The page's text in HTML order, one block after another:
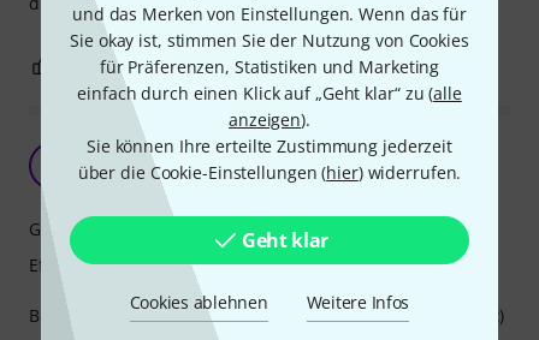
und das Merken von Einstellungen. Wenn das für
Sie okay ist, stimmen Sie der Nutzung von Cookies
für Präferenzen, Statistiken und Marketing
einfach durch einen Klick auf „Geht klar“ zu (alle
anzeigen).
Sie können Ihre erteilte Zustimmung jederzeit
über die Cookie-Einstellungen (hier) widerrufen.
Geht klar
Cookies ablehnen Weitere Infos
2 BEWERTUNG MELDEN
Erfüllt sein Zweck
MoritzOgy 17.08.2021
Betreibe es mit den Fog Fury Jett und es macht was es soll :)
Geruchsentwicklung
Effizienz